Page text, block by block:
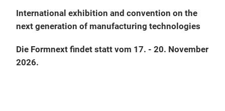
International exhibition and convention on the
next generation of manufacturing technologies
Die Formnext findet statt vom 17. - 20. November
2026.